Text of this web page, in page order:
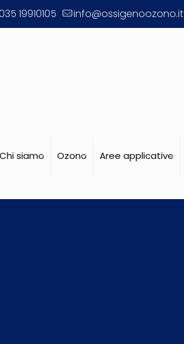
19910105 info@ossigenoozono.it
Chi siamo Ozono Aree applicative